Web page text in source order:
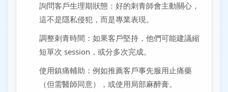
詢問客戶生理期狀態：好的刺青師會主動關心，
這不是隱私侵犯，而是專業表現。
調整刺青時間：如果客戶堅持，他們可能建議縮
短單次 session，或分多次完成。
使用鎮痛輔助：例如推薦客戶事先服用止痛藥
（但需醫師同意），或使用局部麻醉膏。